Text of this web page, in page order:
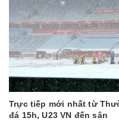
Trực tiếp mới nhất từ
đá 15h, U23 VN đến sân